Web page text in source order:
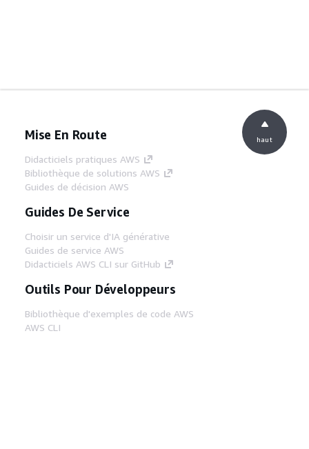
Mise En Route
Didacticiels pratiques AWS
Bibliothèque de solutions AWS
Guides de décision AWS
Guides De Service
Choisir un service d'IA générative
Guides de service AWS
Didacticiels AWS CLI sur GitHub
Outils Pour Développeurs
Bibliothèque d'exemples de code AWS
AWS CLI
haut